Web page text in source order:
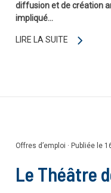
diffusion et de création
impliqué…
LIRE LA SUITE
Offres d’emploi · Publiée le
Le Théâtre